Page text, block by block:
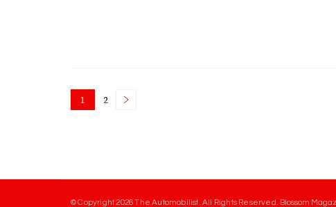
Posts
Page
1 Page
2
© Copyright 2026The Automobilist. All Rights Reserved. Blossom